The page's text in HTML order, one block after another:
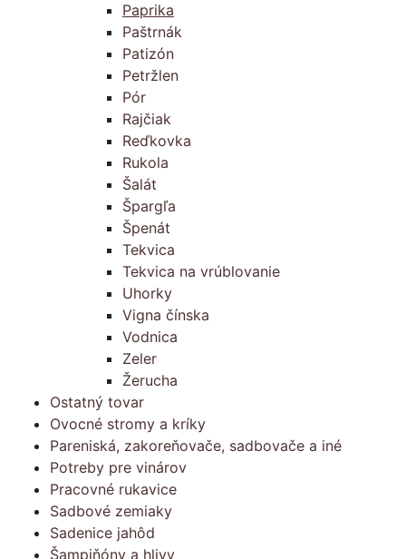
Paprika
Paštrnák
Patizón
Petržlen
Pór
Rajčiak
Reďkovka
Rukola
Šalát
Špargľa
Špenát
Tekvica
Tekvica na vrúblovanie
Uhorky
Vigna čínska
Vodnica
Zeler
Žerucha
Ostatný tovar
Ovocné stromy a kríky
Pareniská, zakoreňovače, sadbovače a iné
Potreby pre vinárov
Pracovné rukavice
Sadbové zemiaky
Sadenice jahôd
Šampiňóny a hlivy